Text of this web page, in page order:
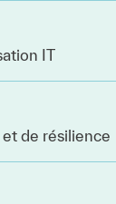
IT
de résilience